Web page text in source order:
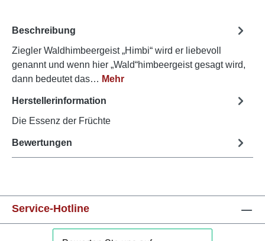
Beschreibung
Ziegler Waldhimbeergeist „Himbi“ wird er liebevoll
genannt und wenn hier „Wald“himbeergeist gesagt wird,
dann bedeutet das… Mehr
Herstellerinformation
Die Essenz der Früchte
Bewertungen
Service-Hotline